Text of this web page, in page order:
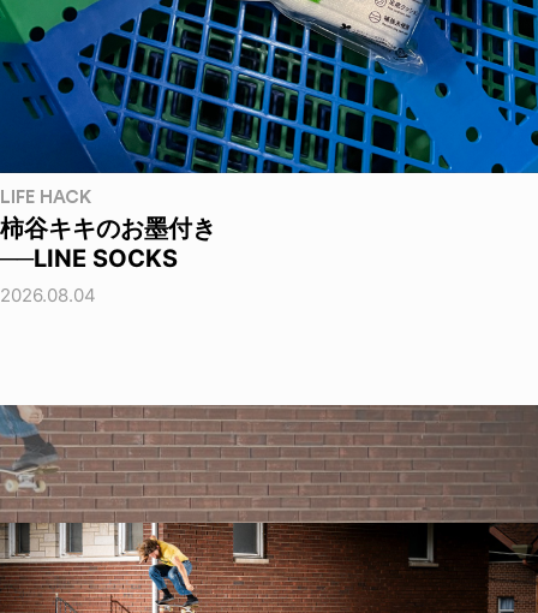
LIFE HACK
柿谷キキのお墨付き
──LINE SOCKS
2026.08.04